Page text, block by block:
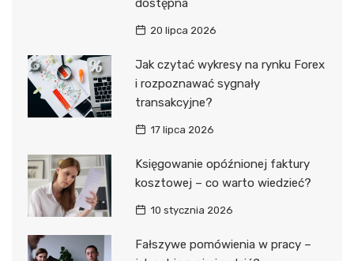
dostępna
20 lipca 2026
Jak czytać wykresy na rynku Forex
i rozpoznawać sygnały
transakcyjne?
17 lipca 2026
Księgowanie opóźnionej faktury
kosztowej – co warto wiedzieć?
10 stycznia 2026
Fałszywe pomówienia w pracy –